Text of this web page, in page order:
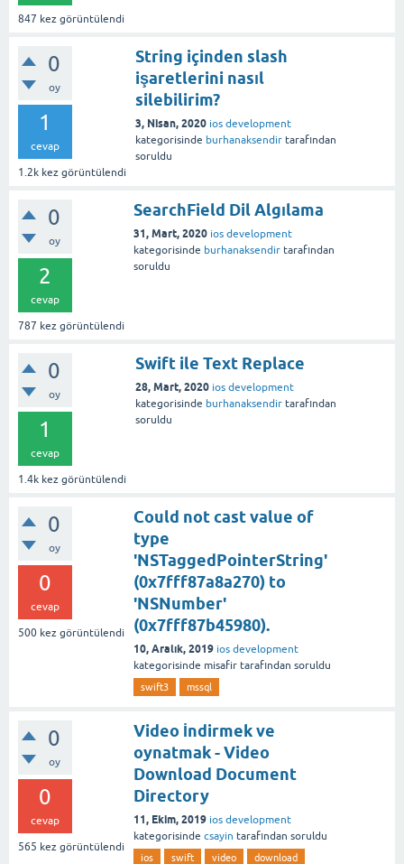
847 kez görüntülendi
0
oy
1
cevap
1.2k kez görüntülendi
String içinden slash
işaretlerini nasıl
silebilirim?
3, Nisan, 2020 ios development
kategorisinde burhanaksendir tarafından
soruldu
0
oy
2
cevap
787 kez görüntülendi
SearchField Dil Algılama
31, Mart, 2020 ios development
kategorisinde burhanaksendir tarafından
soruldu
0
oy
1
cevap
1.4k kez görüntülendi
Swift ile Text Replace
28, Mart, 2020 ios development
kategorisinde burhanaksendir tarafından
soruldu
0
oy
0
cevap
500 kez görüntülendi
Could not cast value of
type
'NSTaggedPointerString'
(0x7fff87a8a270) to
'NSNumber'
(0x7fff87b45980).
10, Aralık, 2019 ios development
kategorisinde misafir tarafından soruldu
swift3 mssql
0
oy
0
cevap
565 kez görüntülendi
Video İndirmek ve
oynatmak - Video
Download Document
Directory
11, Ekim, 2019 ios development
kategorisinde csayin tarafından soruldu
ios swift video download